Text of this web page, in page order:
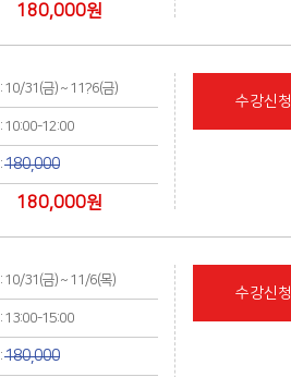
180,000원
: 10/31(금) ~ 11?6(금)
: 10:00-12:00
:180,000
180,000원
수강신청
: 10/31(금) ~ 11/6(목)
: 13:00-15:00
:180,000
수강신청